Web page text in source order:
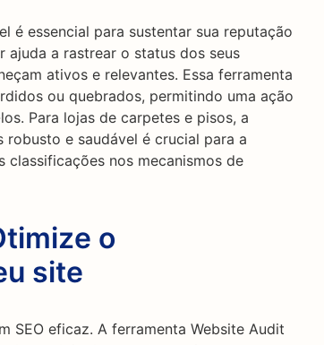
é essencial para sustentar sua reputação
ajuda a rastrear o status dos seus
ativos e relevantes. Essa ferramenta
ou quebrados, permitindo uma ação
Para lojas de carpetes e pisos, a
e saudável é crucial para a
classificações nos mecanismos de
o
site
SEO eficaz. A ferramenta Website Audit